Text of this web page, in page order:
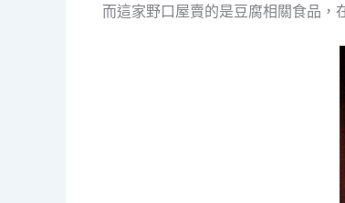
而這家野口屋賣的是豆腐相關食品，